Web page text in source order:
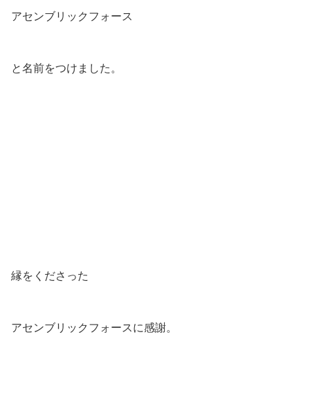
アセンブリックフォース
と名前をつけました。
縁をくださった
アセンブリックフォースに感謝。